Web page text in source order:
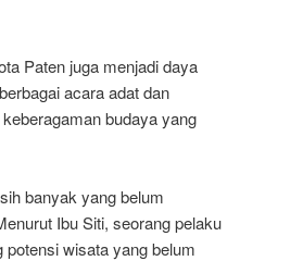
Paten juga menjadi daya
acara adat dan
budaya yang
banyak yang belum
Ibu Siti, seorang pelaku
potensi wisata yang belum